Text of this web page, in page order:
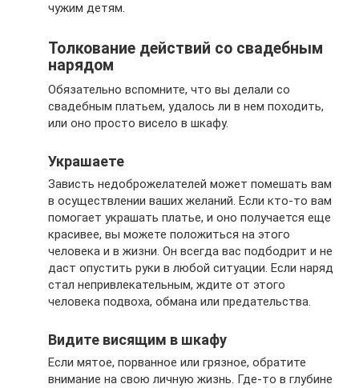
чужим детям.
Толкование действий со свадебным
нарядом
Обязательно вспомните, что вы делали со
свадебным платьем, удалось ли в нем походить,
или оно просто висело в шкафу.
Украшаете
Зависть недоброжелателей может помешать вам
в осуществлении ваших желаний. Если кто-то вам
помогает украшать платье, и оно получается еще
красивее, вы можете положиться на этого
человека и в жизни. Он всегда вас подбодрит и не
даст опустить руки в любой ситуации. Если наряд
стал непривлекательным, ждите от этого
человека подвоха, обмана или предательства.
Видите висящим в шкафу
Если мятое, порванное или грязное, обратите
внимание на свою личную жизнь. Где-то в глубине